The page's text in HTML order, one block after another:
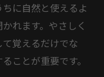
に自然と使えるよ
れます。やさしく
覚えるだけでな
ことが重要です。